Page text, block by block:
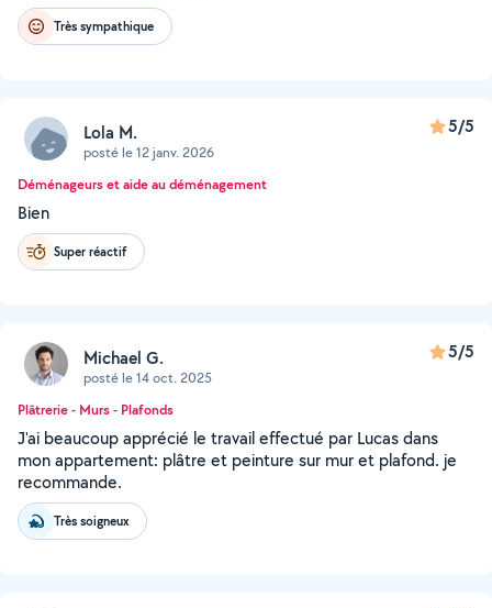
Très sympathique
Lola M.
posté le 12 janv. 2026
5/5
Déménageurs et aide au déménagement
Bien
Super réactif
Michael G.
posté le 14 oct. 2025
5/5
Plâtrerie - Murs - Plafonds
J'ai beaucoup apprécié le travail effectué par Lucas dans
mon appartement: plâtre et peinture sur mur et plafond. je
recommande.
Très soigneux